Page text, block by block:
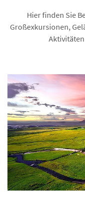
Hier finden Sie
Großexkursionen,